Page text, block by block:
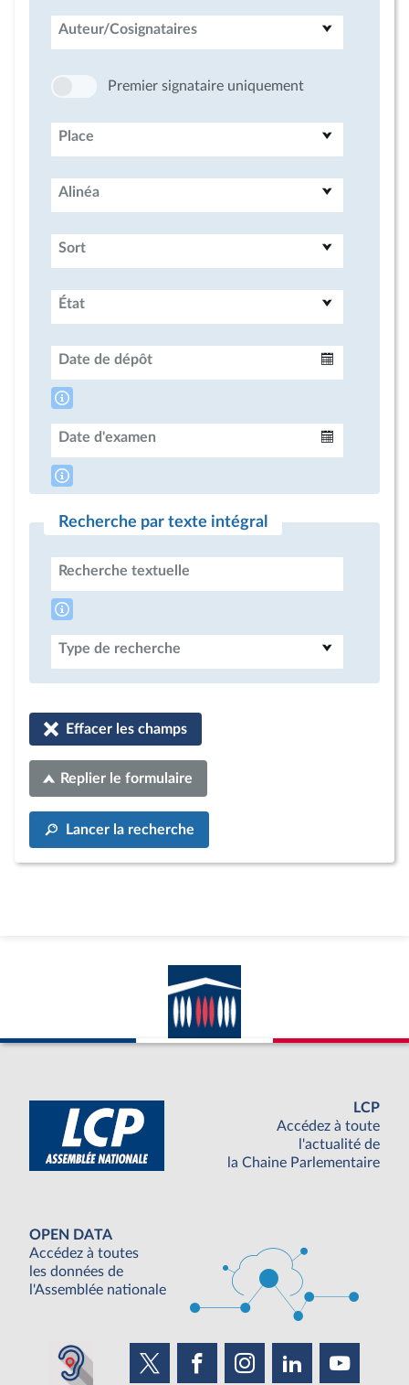
Auteur/Cosignataires
Premier signataire uniquement
Place
Alinéa
Sort
État
Date de dépôt
Date d'examen
Recherche par texte intégral
Recherche textuelle
Type de recherche
Effacer les champs
Replier le formulaire
Lancer la recherche
LCP
Accédez à toute
l'actualité de
la Chaine Parlementaire
OPEN DATA
Accédez à toutes
les données de
l'Assemblée nationale